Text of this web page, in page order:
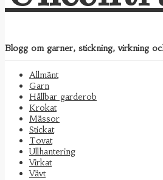
Blogg om garner, stickning, virkning
Allmänt
Garn
Hållbar garderob
Krokat
Mässor
Stickat
Tovat
Ullhantering
Virkat
Vävt